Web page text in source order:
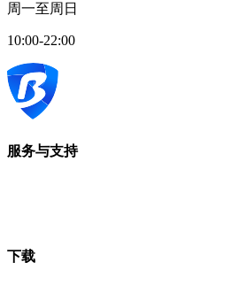
周一至周日
10:00-22:00
服务与支持
下载